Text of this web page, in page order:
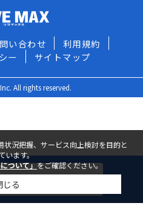
問い合わせる
い合わせ
利用規約
ー
サイトマップ
All rights reserved.
況把握、サービス向上検討を目的と
います。
ついて」をご確認ください。
じる